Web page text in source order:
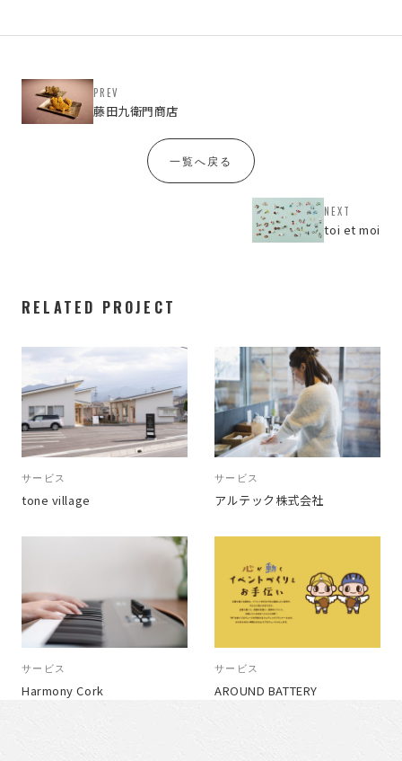
PREV
藤田九衛門商店
一覧へ戻る
NEXT
toi et moi
RELATED PROJECT
サービス
tone village
サービス
アルテック株式会社
サービス
Harmony Cork
サービス
AROUND BATTERY